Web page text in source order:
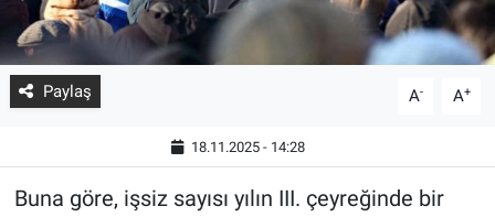
Paylaş A- A+
18.11.2025 - 14:28
Buna göre, işsiz sayısı yılın III. çeyreğinde bir